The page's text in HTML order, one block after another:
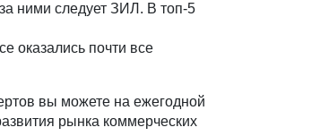
ними следует ЗИЛ. В топ-5
оказались почти все
вы можете на ежегодной
рынка коммерческих